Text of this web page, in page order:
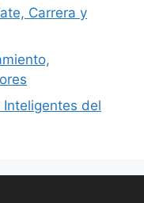
Carrera y
Inteligentes del